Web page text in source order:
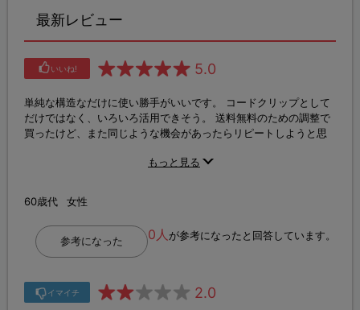
最新レビュー
いいね! 5.0
単純な構造なだけに使い勝手がいいです。 コードクリップとして
だけではなく、いろいろ活用できそう。 送料無料のための調整で
買ったけど、また同じような機会があったらリピートしようと思
もっと見る
60歳代 女性
0人 が参考になったと回答しています。
参考になった
イマイチ 2.0